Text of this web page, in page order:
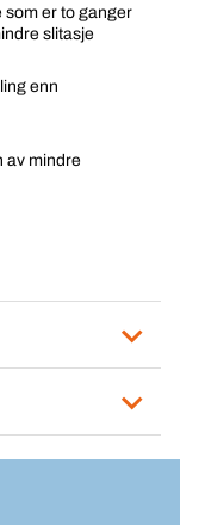
som er to ganger
slitasje
enn
av mindre